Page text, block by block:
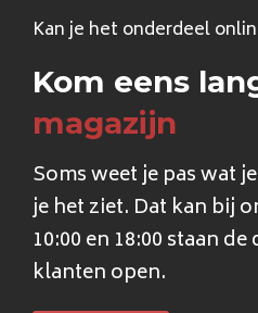
Kan je het onderdeel
Kom eens
magazijn
Soms weet je pas wat
je het ziet. Dat kan bij
10:00 en 18:00 staan
klanten open.